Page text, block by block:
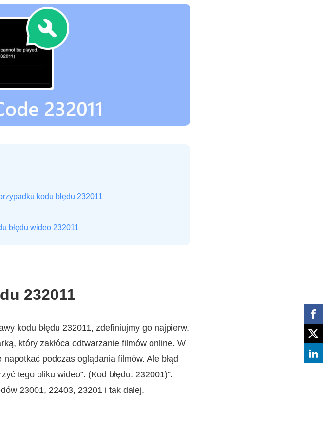
kodu błędu 232011
błędu wideo 232011
232011
kodu błędu 232011, zdefiniujmy go najpierw.
który zakłóca odtwarzanie filmów online. W
podczas oglądania filmów. Ale błąd
tego pliku wideo”. (Kod błędu: 232001)”.
23001, 22403, 23201 i tak dalej.